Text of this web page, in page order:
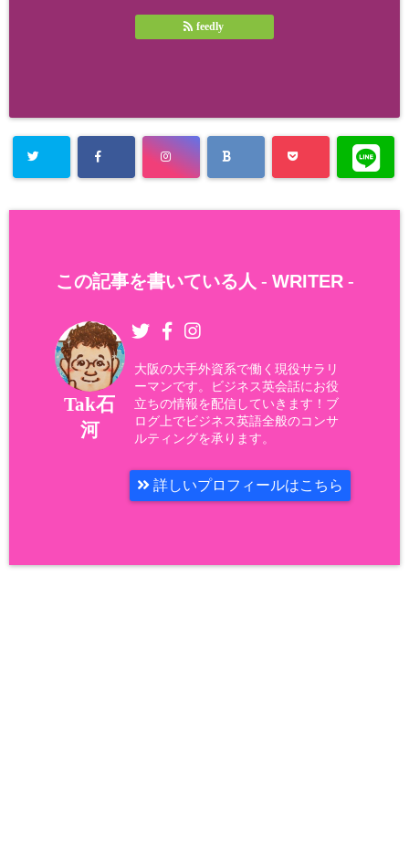
feedly
この記事を書いている人 - WRITER-
Tak石
河
大阪の大手外資系で働く現役サラリ
ーマンです。ビジネス英会話にお役
立ちの情報を配信していきます！ブ
ログ上でビジネス英語全般のコンサ
ルティングを承ります。
詳しいプロフィールはこちら